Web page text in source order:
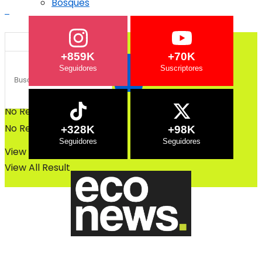
No Result
View All Result
No Result
View All Result
+859K +70K
+328K +98K